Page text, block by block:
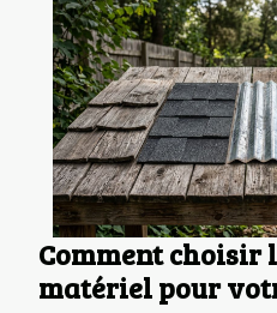
Comment choisir
matériel pour